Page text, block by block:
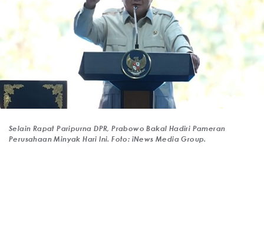
Selain Rapat Paripurna DPR, Prabowo Bakal Hadiri Pameran
Perusahaan Minyak Hari Ini. Foto: iNews Media Group.